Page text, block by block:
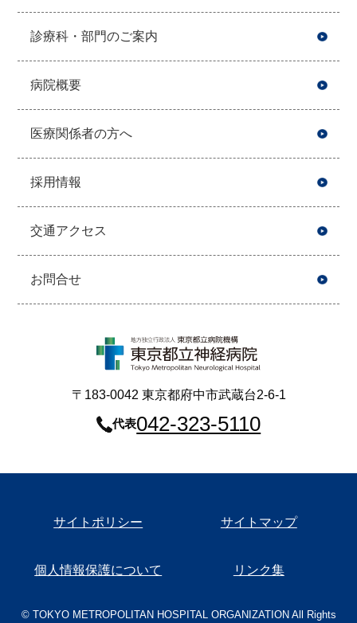
診療科・部門のご案内
病院概要
医療関係者の方へ
採用情報
交通アクセス
お問合せ
〒183-0042 東京都府中市武蔵台2-6-1
代表042-323-5110
サイトポリシー サイトマップ
個人情報保護について リンク集
© TOKYO METROPOLITAN HOSPITAL ORGANIZATION All Rights